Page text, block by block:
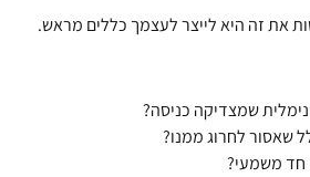
את זה היא לייצר לעצמך כללים מראש.
שמצדיקה כניסה?
שאסור לחרוג ממנו?
חד משמעי?